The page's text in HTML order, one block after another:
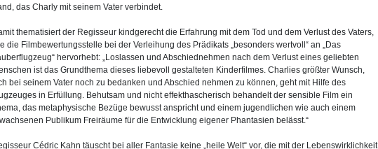
das Charly mit seinem Vater verbindet.
thematisiert der Regisseur kindgerecht die Erfahrung mit dem Tod und dem Verlust des Vaters,
die Filmbewertungsstelle bei der Verleihung des Prädikats „besonders wertvoll“ an „Das
hervorhebt: „Loslassen und Abschiednehmen nach dem Verlust eines geliebten
ist das Grundthema dieses liebevoll gestalteten Kinderfilmes. Charlies größter Wunsch,
bei seinem Vater noch zu bedanken und Abschied nehmen zu können, geht mit Hilfe des
in Erfüllung. Behutsam und nicht effekthascherisch behandelt der sensible Film ein
das metaphysische Bezüge bewusst anspricht und einem jugendlichen wie auch einem
Publikum Freiräume für die Entwicklung eigener Phantasien belässt.“
Cédric Kahn täuscht bei aller Fantasie keine „heile Welt“ vor, die mit der Lebenswirklichkeit